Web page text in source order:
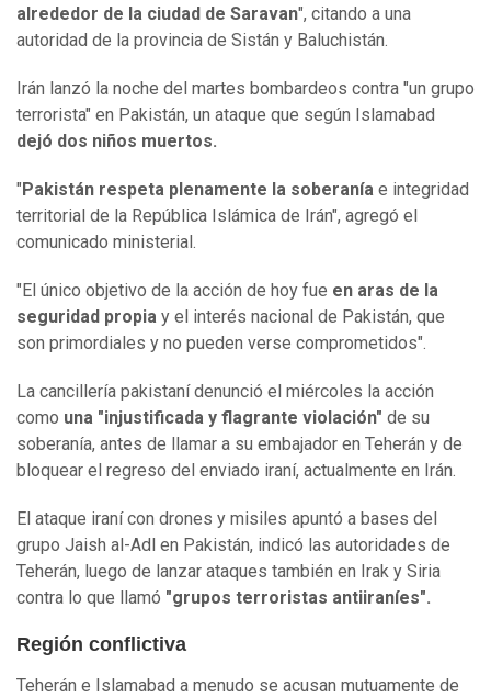
alrededor de la ciudad de Saravan", citando a una
autoridad de la provincia de Sistán y Baluchistán.
Irán lanzó la noche del martes bombardeos contra "un grupo
terrorista" en Pakistán, un ataque que según Islamabad
dejó dos niños muertos.
" Pakistán respeta plenamente la soberanía e integridad
territorial de la República Islámica de Irán", agregó el
comunicado ministerial.
"El único objetivo de la acción de hoy fue en aras de la
seguridad propia y el interés nacional de Pakistán, que
son primordiales y no pueden verse comprometidos".
La cancillería pakistaní denunció el miércoles la acción
como una "injustificada y flagrante violación" de su
soberanía, antes de llamar a su embajador en Teherán y de
bloquear el regreso del enviado iraní, actualmente en Irán.
El ataque iraní con drones y misiles apuntó a bases del
grupo Jaish al-Adl en Pakistán, indicó las autoridades de
Teherán, luego de lanzar ataques también en Irak y Siria
contra lo que llamó "grupos terroristas antiiraníes".
Región conflictiva
Teherán e Islamabad a menudo se acusan mutuamente de